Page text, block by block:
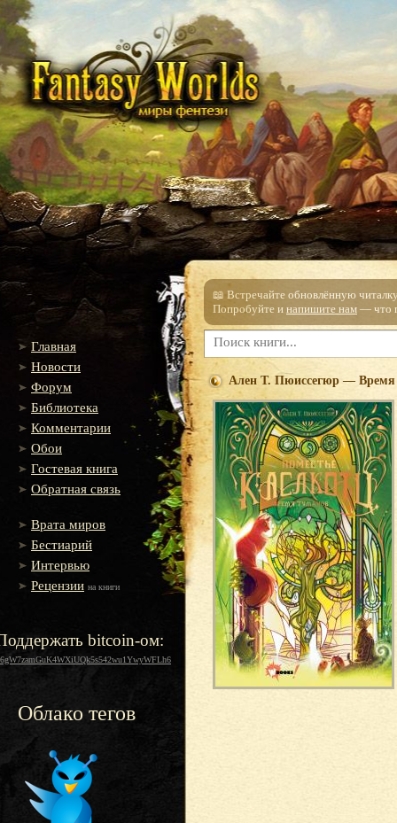
Главная
Новости
Форум
Библиотека
Комментарии
Обои
Гостевая книга
Обратная связь
Врата миров
Бестиарий
Интервью
Рецензии на книги
bitcoin-ом:
Облако тегов
📖 Встречайте обновлённую
Попробуйте и напишите нам — что
Ален Т. Пюиссегюр — Время